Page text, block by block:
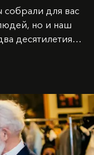
для вас
но и наш
десятилетия.
был с нами все
теплом, ваша